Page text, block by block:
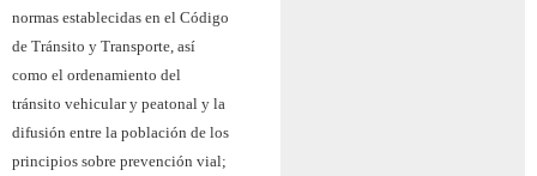
normas establecidas en el Código
de Tránsito y Transporte, así
como el ordenamiento del
tránsito vehicular y peatonal y la
difusión entre la población de los
principios sobre prevención vial;